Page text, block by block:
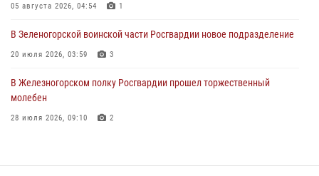
03 августа 2026, 13:12 2
05 августа 2026, 04:54 1
В Зеленогорской воинской части Росгвардии новое подразделение
20 июля 2026, 03:59 3
В Железногорском полку Росгвардии прошел торжественный
молебен
28 июля 2026, 09:10 2